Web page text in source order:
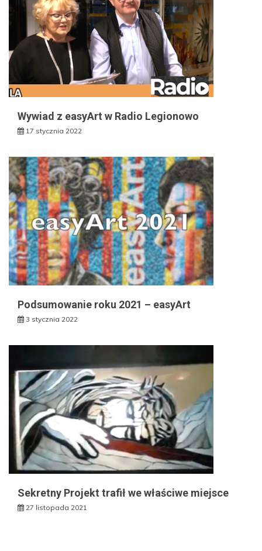
Wywiad z easyArt w Radio Legionowo
17 stycznia 2022
Podsumowanie roku 2021 – easyArt
3 stycznia 2022
Sekretny Projekt trafił we właściwe miejsce
27 listopada 2021